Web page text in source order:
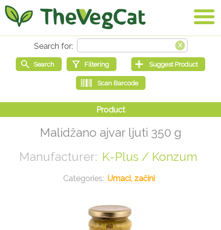
Malidžano ajvar ljuti 350 g
K-Plus / Konzum
Umaci, začini